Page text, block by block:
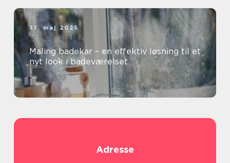
31. maj 2025
Maling badekar – en effektiv løsning til et
nyt look i badeværelset
Adresse